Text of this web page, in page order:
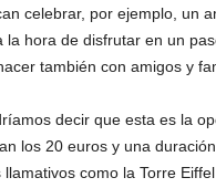
celebrar, por ejemplo, un
la hora de disfrutar en un
también con amigos y
decir que esta es la
los 20 euros y una
como la Torre